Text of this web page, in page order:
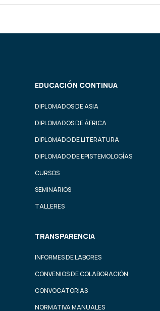
EDUCACIÓN CONTINUA
DIPLOMADOS DE ASIA
DIPLOMADOS DE ÁFRICA
DIPLOMADO DE LITERATURA
DIPLOMADO DE EPISTEMOLOGÍAS
CURSOS
SEMINARIOS
TALLERES
TRANSPARENCIA
INFORMES DE LABORES
CONVENIOS DE COLABORACIÓN
CONVOCATORIAS
NORMATIVA MANUALES